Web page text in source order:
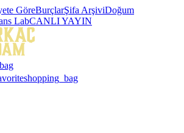
GöreBurçlarŞifa ArşiviDoğum
LabCANLI YAYIN
shopping_bag